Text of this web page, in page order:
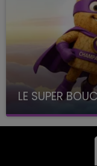
LE SUPER
avec La Famille